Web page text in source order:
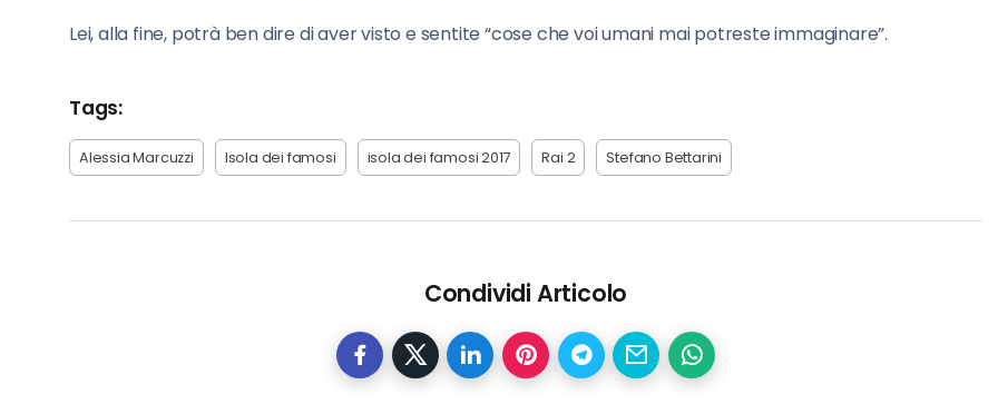
Lei, alla fine, potrà ben dire di aver visto e sentite “cose che voi umani mai potreste immaginare”.
Tags:
Alessia Marcuzzi Isola dei famosi isola dei famosi 2017 Rai 2 Stefano Bettarini
Condividi Articolo